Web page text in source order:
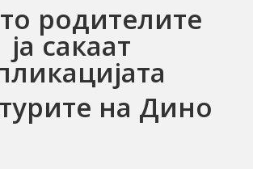
родителите
ја сакаат
на Дино